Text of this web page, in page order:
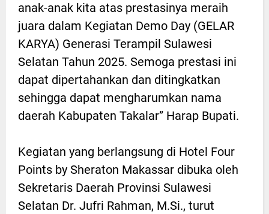
anak-anak kita atas prestasinya meraih
juara dalam Kegiatan Demo Day (GELAR
KARYA) Generasi Terampil Sulawesi
Selatan Tahun 2025. Semoga prestasi ini
dapat dipertahankan dan ditingkatkan
sehingga dapat mengharumkan nama
daerah Kabupaten Takalar” Harap Bupati.
Kegiatan yang berlangsung di Hotel Four
Points by Sheraton Makassar dibuka oleh
Sekretaris Daerah Provinsi Sulawesi
Selatan Dr. Jufri Rahman, M.Si., turut